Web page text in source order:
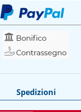
Spedizioni